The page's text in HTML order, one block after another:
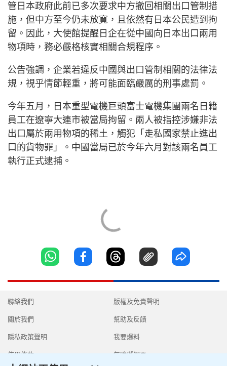
管日本政府此前已多次要求中方撤回相關出口管制措
施，但中方至今仍未放寬，且依然有日本公民遭到拘
留。因此，大使館提醒日企在從中國向日本出口兩用
物項時，務必嚴格核實相關合規程序。
公告強調，企業若違反中國與出口管制相關的法律法
規，視乎情節輕重，將可能面臨嚴厲的刑事處罰。
今年五月，日本重型電機巨頭富士電機集團兩名日籍
員工在遼寧大連市被當局拘留。兩人被指控涉嫌非法
出口屬於兩用物項的稀土，觸犯「走私國家禁止進出
口的貨物罪」。中國當局已於今年六月對該兩名員工
執行正式逮捕。
聯絡我們
關於我們
隱私政策聲明
使用條款
版權及免責聲明
幫助及反饋
我要爆料
無障礙網頁